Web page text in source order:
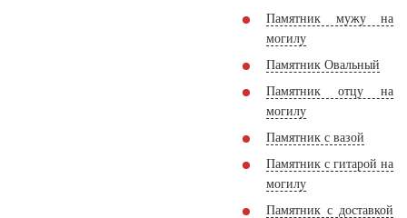
Памятник мужу на
могилу
Памятник Овальный
Памятник отцу на
могилу
Памятник с вазой
Памятник с гитарой на
могилу
Памятник с доставкой